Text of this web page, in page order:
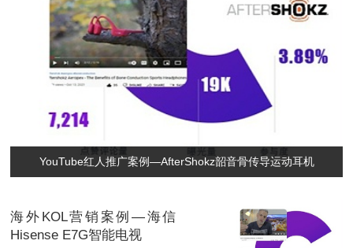
YouTube红人推广案例—AfterShokz韶音骨传导运动耳机
海外KOL营销案例—海信
Hisense E7G智能电视